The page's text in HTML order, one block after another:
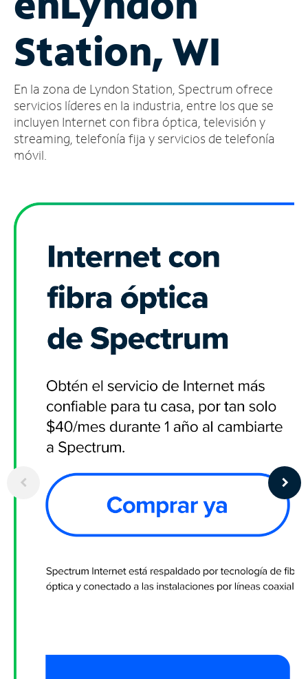
cuenta
Encuentra
tienda
Station, WI
En la zona de Lyndon Station, Spectrum ofrece
servicios líderes en la industria, entre los que se
incluyen Internet con fibra óptica, televisión y
streaming, telefonía fija y servicios de telefonía
móvil.